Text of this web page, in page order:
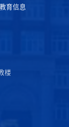
育信息
楼